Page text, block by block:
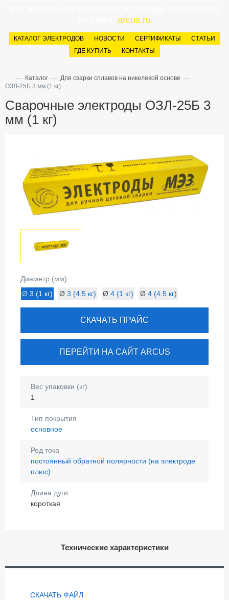
arcus.ru
КАТАЛОГ ЭЛЕКТРОДОВ НОВОСТИ СЕРТИФИКАТЫ
СТАТЬИ
ГДЕ КУПИТЬ
КОНТАКТЫ
— Каталог — Для сварки сплавов на никелевой основе —
ОЗЛ-25Б 3 мм (1 кг)
Сварочные электроды ОЗЛ-25Б 3
мм (1 кг)
Диаметр (мм):
Ø 3 (1 кг) Ø 3 (4.5 кг) Ø 4 (1 кг) Ø 4 (4.5 кг)
СКАЧАТЬ ПРАЙС
ПЕРЕЙТИ НА САЙТ ARCUS
Вес упаковки (кг)
1
Тип покрытия
основное
Род тока
постоянный обратной полярности (на электроде
плюс)
Длина дуги
короткая
Технические характеристики
СКАЧАТЬ ФАЙЛ